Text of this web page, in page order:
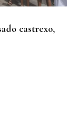
castrexo,